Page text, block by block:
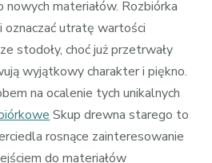
materiałów. Rozbiórka
oznaczać utratę wartości
stodoły, choć już przetrwały
wyjątkowy charakter i piękno.
na ocalenie tych unikalnych
Skup drewna starego to
rosnące zainteresowanie
do materiałów